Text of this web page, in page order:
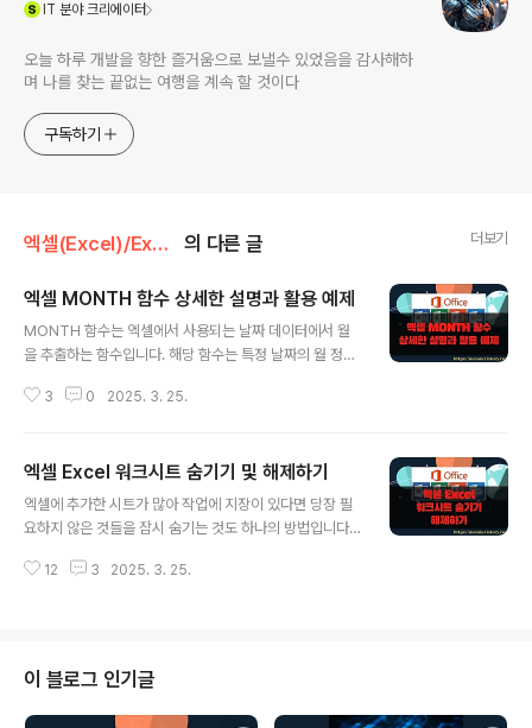
IT 분야 크리에이터
오늘 하루 개발을 향한 즐거움으로 보낼수 있었음을 감사해하
며 나를 찾는 끝없는 여행을 계속 할 것이다
구독하기
엑셀(Excel)/Excel 의 다른 글 더보기
엑셀 MONTH 함수 상세한 설명과 활용 예제
MONTH 함수는 엑셀에서 사용되는 날짜 데이터에서 월
을 추출하는 함수입니다. 해당 함수는 특정 날짜의 월 정보
계산에 주로 활용하고 있습니다. ◎ 1. MONTH 함수 구
날짜 데이터, 셀 참조 ◎ 2. MONTH 함수의 활용 사
례 (1) 월별 데이터 분석월간 매출액, 비용 등의 데이터를
분석할 때 활용합니다. 각 월별로 데이터를 그룹화하여 분
(2) 월별 추세 분석월별 데이터를 시계열 데이터로 분석할
3 0 2025. 3. 25.
엑셀 Excel 워크시트 숨기기 및 해제하기
엑셀에 추가한 시트가 많아 작업에 지장이 있다면 당장 필
요하지 않은 것들을 잠시 숨기는 것도 하나의 방법입니다.
니다. 엑셀에서는 시트를 잠시 숨겼다가 필요할 때 꺼낼 수
림처럼 숨기기한 Sheet53 이 화면에서 사라졌습니다.
▼ 사라진 시트를 다시 보이게 하는 방법은 간단합니다.
화면 하단 워크시트가 있는 곳에 오른쪽 마우스를 클릭해
12 3 2025. 3. 25.
이 블로그 인기글